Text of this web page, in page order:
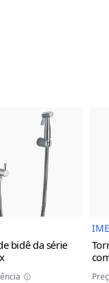
Imagem do
bidê da série